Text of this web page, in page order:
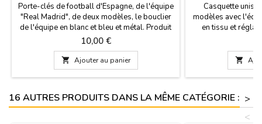
Porte-clés de football d'Espagne, de l'équipe
"Real Madrid", de deux modèles, le bouclier
de l'équipe en blanc et bleu et métal. Produit
officiel. Mesures: 8 cm. x 3 cm.
Prix
10,00 €
 Ajouter au panier
Casquette
modèles avec
en tissu et
équipes au monde

16 AUTRES PRODUITS DANS LA MÊME CATÉGORIE : >
<